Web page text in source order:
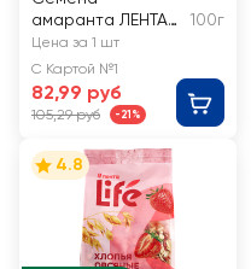
амаранта ЛЕНТА
LIFE очищенные
100г
Цена за 1 шт
С Картой №1
82,99 руб
105,29 руб -21%
4.8